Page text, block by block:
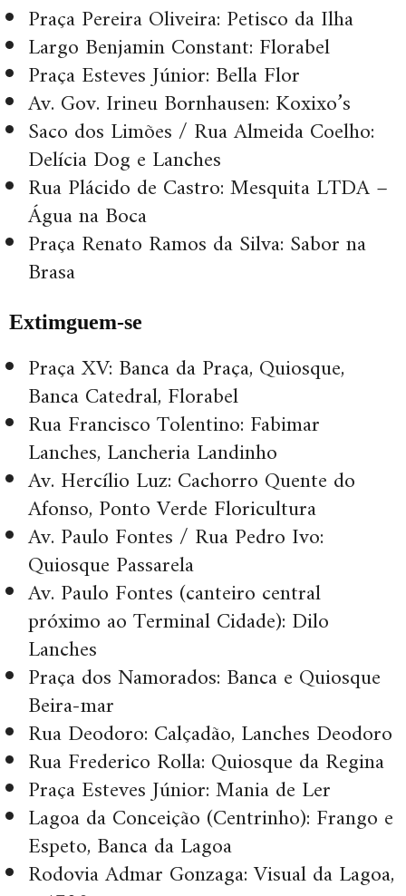
Praça Pereira Oliveira: Petisco da Ilha
Largo Benjamin Constant: Florabel
Praça Esteves Júnior: Bella Flor
Av. Gov. Irineu Bornhausen: Koxixo’s
Saco dos Limões / Rua Almeida Coelho:
Delícia Dog e Lanches
Rua Plácido de Castro: Mesquita LTDA –
Água na Boca
Praça Renato Ramos da Silva: Sabor na
Brasa
Extimguem-se
Praça XV: Banca da Praça, Quiosque,
Banca Catedral, Florabel
Rua Francisco Tolentino: Fabimar
Lanches, Lancheria Landinho
Av. Hercílio Luz: Cachorro Quente do
Afonso, Ponto Verde Floricultura
Av. Paulo Fontes / Rua Pedro Ivo:
Quiosque Passarela
Av. Paulo Fontes (canteiro central
próximo ao Terminal Cidade): Dilo
Lanches
Praça dos Namorados: Banca e Quiosque
Beira-mar
Rua Deodoro: Calçadão, Lanches Deodoro
Rua Frederico Rolla: Quiosque da Regina
Praça Esteves Júnior: Mania de Ler
Lagoa da Conceição (Centrinho): Frango e
Espeto, Banca da Lagoa
Rodovia Admar Gonzaga: Visual da Lagoa,